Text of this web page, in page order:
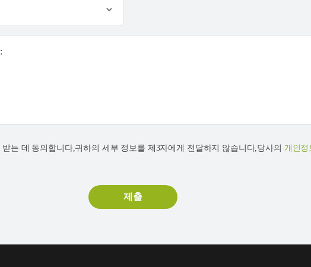
는 데 동의합니다,귀하의 세부 정보를 제3자에게 전달하지 않습니다,당사의 개인정